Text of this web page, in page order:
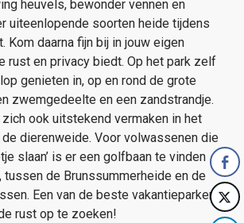
heuvels, bewonder vennen en
uiteenlopende soorten heide tijdens
Kom daarna fijn bij in jouw eigen
rust en privacy biedt. Op het park zelf
genieten in, op en rond de grote
zwemgedeelte en een zandstrandje.
ook uitstekend vermaken in het
dierenweide. Voor volwassenen die
slaan’ is er een golfbaan te vinden
tussen de Brunssummerheide en de
Een van de beste vakantieparken
rust op te zoeken!